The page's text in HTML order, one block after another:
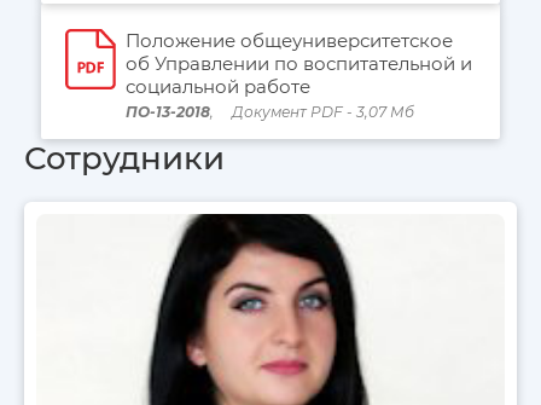
Положение общеуниверситетское
об Управлении по воспитательной и
социальной работе
ПО-13-2018, Документ PDF - 3,07 Мб
Сотрудники